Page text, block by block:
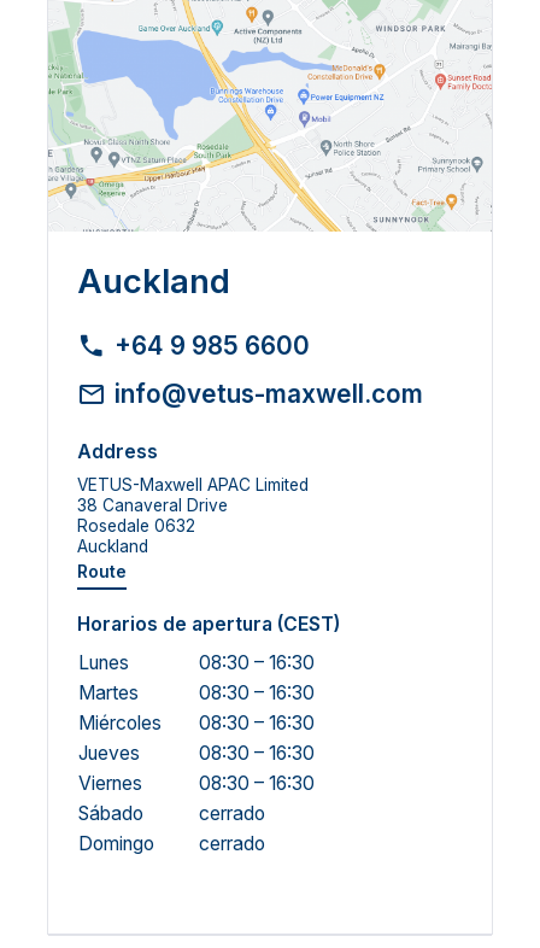
Auckland
+64 9 985 6600
info@vetus-maxwell.com
Address
VETUS-Maxwell APAC Limited
38 Canaveral Drive
Rosedale 0632
Auckland
Route
Horarios de apertura (CEST)
Lunes
08:30 – 16:30
Martes
08:30 – 16:30
Miércoles
08:30 – 16:30
Jueves
08:30 – 16:30
Viernes
08:30 – 16:30
Sábado
cerrado
Domingo
cerrado